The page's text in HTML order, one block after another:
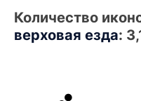
Количество
верховая езда: